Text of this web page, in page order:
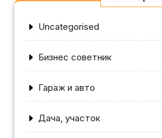
Uncategorised
Бизнес советник
Гараж и авто
Дача, участок